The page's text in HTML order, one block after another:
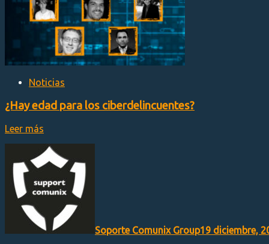
Noticias
¿Hay edad para los ciberdelincuentes?
Leer más
Soporte Comunix Group19 diciembre,